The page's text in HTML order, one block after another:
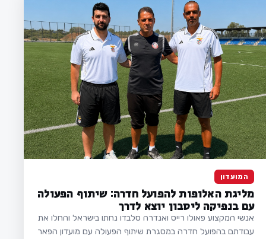
לוח המשחקים לעונת 2026/27 נקבע:
הפועל חדרה תפתח מול מרמורק, מחזור
בית ראשון מול שמשון ת"א
ההתאחדות לכדורגל פרסמה את לוח המשחקים לעונת
2026/27 בליגה א׳ דרום. הפועל חדרה תפתח את העונה
במשחק חוץ מול הפועל מרמורק, ובמחזור השני תארח את
שמשון תל אביב.
3 באוגוסט 2026
המועדון
מליגת האלופות להפועל חדרה: שיתוף הפעולה
עם בנפיקה ליסבון יוצא לדרך
אנשי המקצוע פאולו רייס ואנדרה סלבדו נחתו בישראל והחלו את
עבודתם בהפועל חדרה במסגרת שיתוף הפעולה עם מועדון הפאר